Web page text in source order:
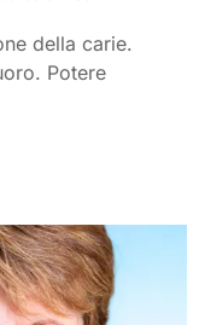
della carie.
Potere